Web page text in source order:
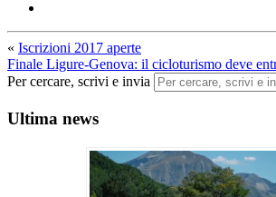
« Iscrizioni 2017 aperte
Finale Ligure-Genova: il cicloturismo deve
Per cercare, scrivi e invia
Ultima news